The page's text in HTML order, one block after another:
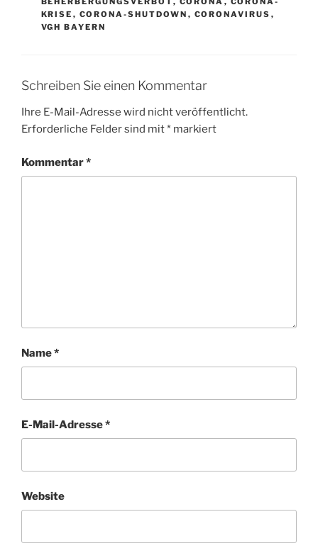
KRISE , CORONA-SHUTDOWN , CORONAVIRUS ,
VGH BAYERN
Schreiben Sie einen Kommentar
Ihre E-Mail-Adresse wird nicht veröffentlicht.
Erforderliche Felder sind mit* markiert
Kommentar*
Name*
E-Mail-Adresse*
Website